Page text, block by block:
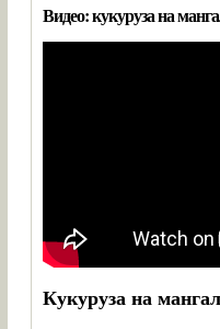
Видео: кукуруза на
Кукуруза на